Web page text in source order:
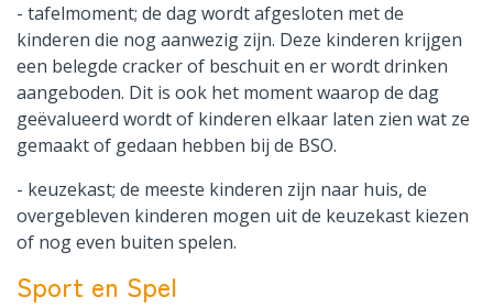
- tafelmoment; de dag wordt afgesloten met de
kinderen die nog aanwezig zijn. Deze kinderen krijgen
een belegde cracker of beschuit en er wordt drinken
aangeboden. Dit is ook het moment waarop de dag
geëvalueerd wordt of kinderen elkaar laten zien wat ze
gemaakt of gedaan hebben bij de BSO.
- keuzekast; de meeste kinderen zijn naar huis, de
overgebleven kinderen mogen uit de keuzekast kiezen
of nog even buiten spelen.
Sport en Spel